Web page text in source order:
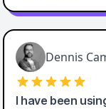
Dennis
I have been